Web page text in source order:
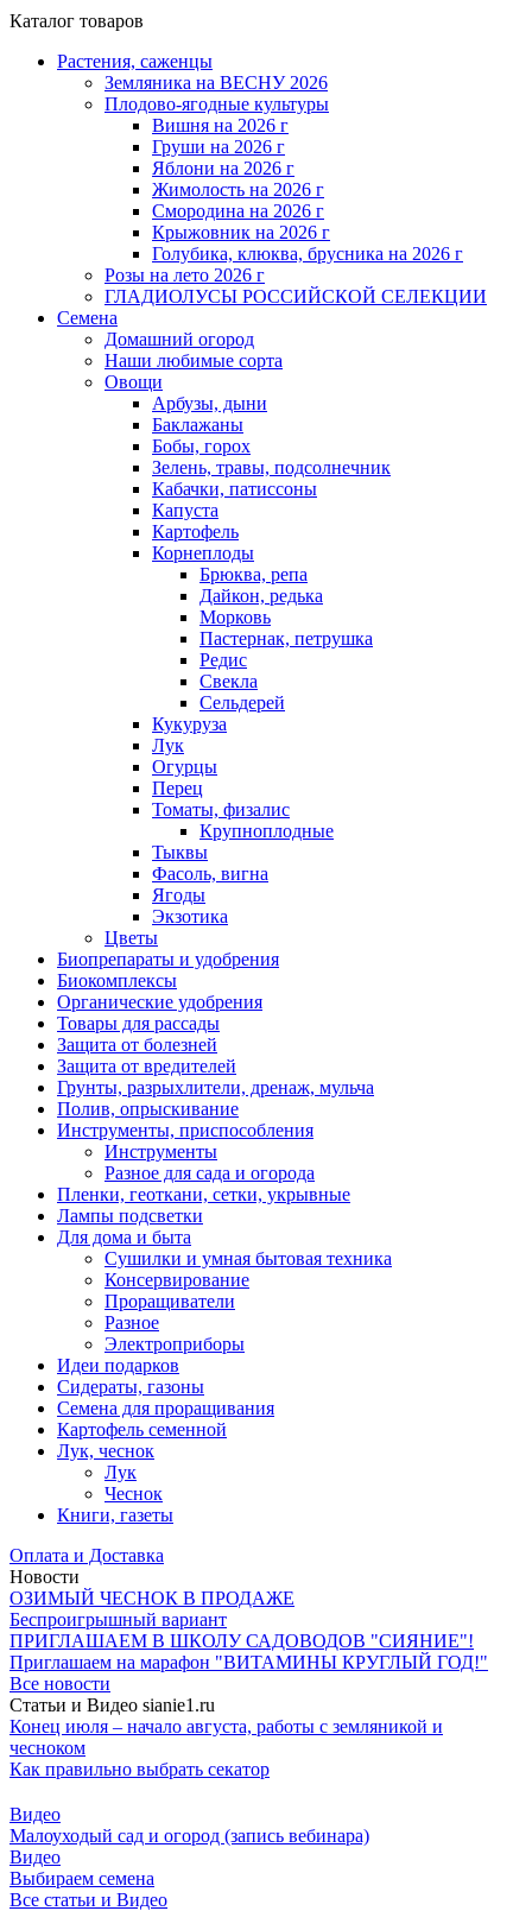
Каталог товаров
Растения, саженцы
Земляника на ВЕСНУ 2026
Плодово-ягодные культуры
Вишня на 2026 г
Груши на 2026 г
Яблони на 2026 г
Жимолость на 2026 г
Смородина на 2026 г
Крыжовник на 2026 г
Голубика, клюква, брусника на 2026 г
Розы на лето 2026 г
ГЛАДИОЛУСЫ РОССИЙСКОЙ СЕЛЕКЦИИ
Семена
Домашний огород
Наши любимые сорта
Овощи
Арбузы, дыни
Баклажаны
Бобы, горох
Зелень, травы, подсолнечник
Кабачки, патиссоны
Капуста
Картофель
Корнеплоды
Брюква, репа
Дайкон, редька
Морковь
Пастернак, петрушка
Редис
Свекла
Сельдерей
Кукуруза
Лук
Огурцы
Перец
Томаты, физалис
Крупноплодные
Тыквы
Фасоль, вигна
Ягоды
Экзотика
Цветы
Биопрепараты и удобрения
Биокомплексы
Органические удобрения
Товары для рассады
Защита от болезней
Защита от вредителей
Грунты, разрыхлители, дренаж, мульча
Полив, опрыскивание
Инструменты, приспособления
Инструменты
Разное для сада и огорода
Пленки, геоткани, сетки, укрывные
Лампы подсветки
Для дома и быта
Сушилки и умная бытовая техника
Консервирование
Проращиватели
Разное
Электроприборы
Идеи подарков
Сидераты, газоны
Семена для проращивания
Картофель семенной
Лук, чеснок
Лук
Чеснок
Книги, газеты
Оплата и Доставка
Новости
ОЗИМЫЙ ЧЕСНОК В ПРОДАЖЕ
Беспроигрышный вариант
ПРИГЛАШАЕМ В ШКОЛУ САДОВОДОВ "СИЯНИЕ"!
Приглашаем на марафон "ВИТАМИНЫ КРУГЛЫЙ ГОД!"
Все новости
Статьи и Видео sianie1.ru
Конец июля – начало августа, работы с земляникой и
чесноком
Как правильно выбрать секатор
Видео
Малоуходый сад и огород (запись вебинара)
Видео
Выбираем семена
Все cтатьи и Видео